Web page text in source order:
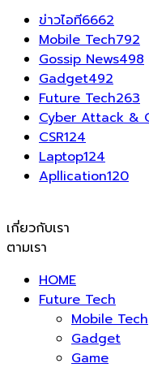
ข่าวไอที6662
Mobile Tech792
Gossip News498
Gadget492
Future Tech263
Cyber Attack &
CSR124
Laptop124
Apllication120
เกี่ยวกับเรา
ตามเรา
HOME
Future Tech
Mobile Tech
Gadget
Game